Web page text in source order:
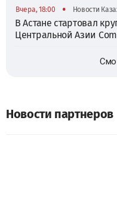
Вчера, 18:00 • Новости
В Астане стартовал
Центральной Азии
Новости партнеров